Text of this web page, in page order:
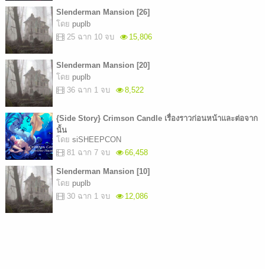
Slenderman Mansion [26]
โดย puplb
25 ฉาก 10 จบ
15,806
Slenderman Mansion [20]
โดย puplb
36 ฉาก 1 จบ
8,522
{Side Story} Crimson Candle เรื่องราวก่อนหน้าและต่อจาก
นั้น
โดย siSHEEPCON
81 ฉาก 7 จบ
66,458
Slenderman Mansion [10]
โดย puplb
30 ฉาก 1 จบ
12,086